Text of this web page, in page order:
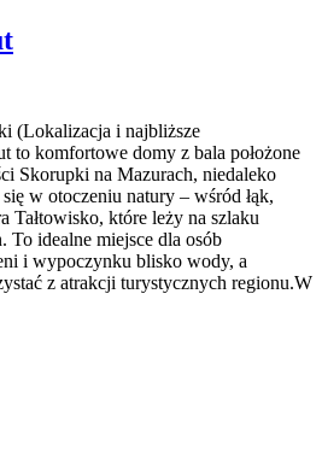
(Lokalizacja i najbliższe
komfortowe domy z bala położone
Skorupki na Mazurach, niedaleko
w otoczeniu natury – wśród łąk,
Tałtowisko, które leży na szlaku
idealne miejsce dla osób
i wypoczynku blisko wody, a
z atrakcji turystycznych regionu.W